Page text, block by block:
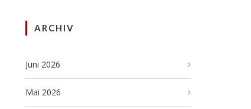
ARCHIV
Juni 2026
Mai 2026